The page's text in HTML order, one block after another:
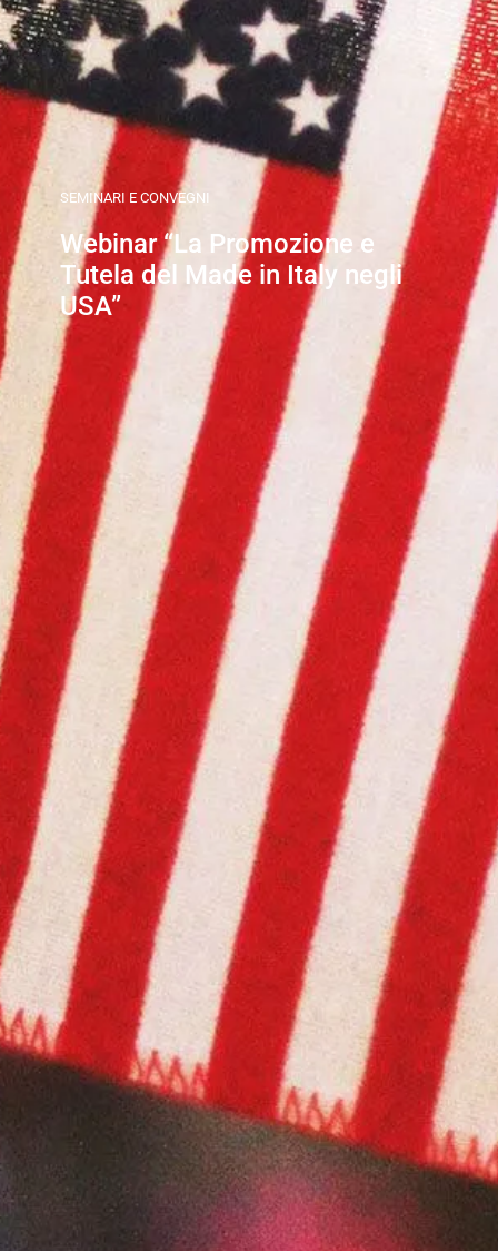
SEMINARI E CONVEGNI
Webinar “La Promozione e
Tutela del Made in Italy negli
USA”